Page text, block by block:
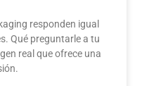
responden igual
Qué preguntarle a tu
real que ofrece una